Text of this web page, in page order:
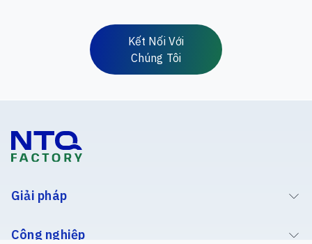
Kết Nối Với
Chúng Tôi
Giải pháp
Công nghiệp